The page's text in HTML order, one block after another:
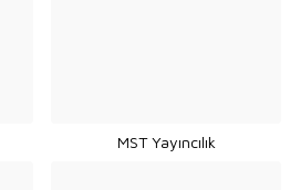
MST Yayıncılık